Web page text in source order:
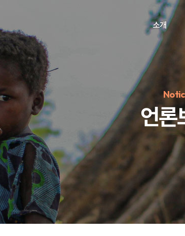
소개
인기 키워드 #정기후원 #하트플레이스#캠페인#
언론